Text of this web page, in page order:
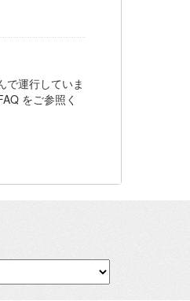
で運行していま
をご参照く